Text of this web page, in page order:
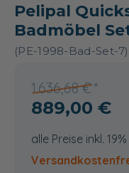
Pelipal
Badmöbel
(PE-1998-Bad-Set-7)
1.636,68 €
889,00 €
alle Preise inkl.